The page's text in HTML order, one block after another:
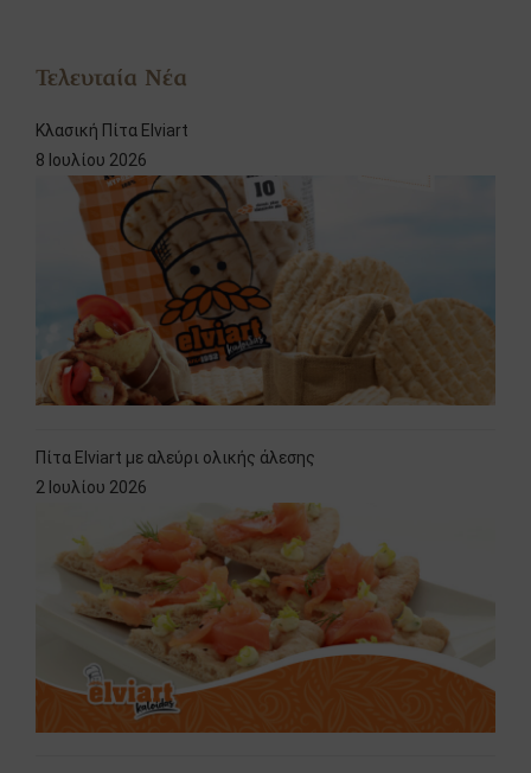
Τελευταία Νέα
Κλασική Πίτα Elviart
8 Ιουλίου 2026
Πίτα Elviart με αλεύρι ολικής άλεσης
2 Ιουλίου 2026